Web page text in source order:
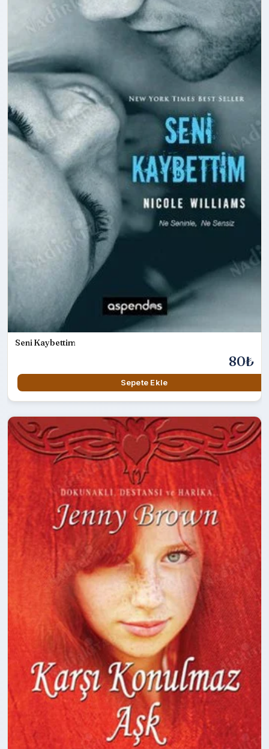
Seni Kaybettim
80₺
Sepete Ekle